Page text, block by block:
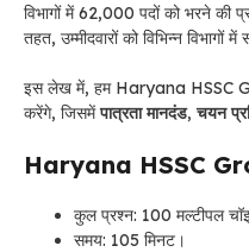
विभागों में62,000 पदों को भरने की
तहत, उम्मीदवारों को विभिन्न विभागों
इस लेख में, हम Haryana HSSC
करेंगे, जिसमेंपात्रता मानदंड,चयन
Haryana HSSC
कुल प्रश्न: 100 मल्टीपल
समय: 105 मिनट।